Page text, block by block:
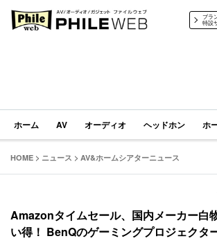
PHILE WEB｜AV/オーディオ/ガジェット
ブラ
特設
ホーム AV オーディオ ヘッドホン ホ
HOME > ニュース > AV&ホームシアターニュース
Amazonタイムセール、国内メーカー白
い得！ BenQのゲーミングプロジェクタ